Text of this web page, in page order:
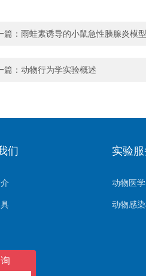
篇： 雨蛙素诱导的小鼠急性胰腺炎模型
篇： 动物行为学实验概述
们 实验服
动物医
动物感